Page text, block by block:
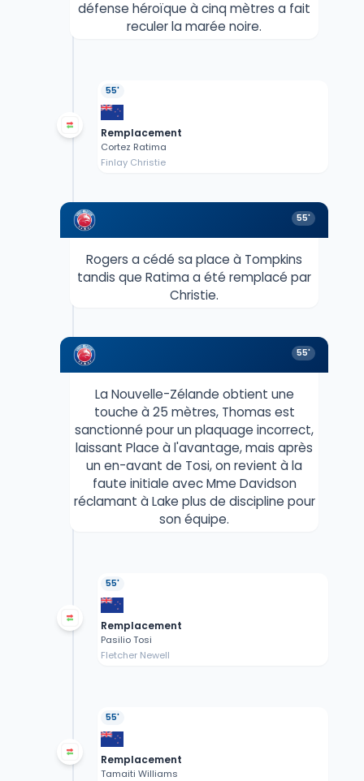
défense héroïque à cinq mètres a fait
reculer la marée noire.
55'
Remplacement
Cortez Ratima
Finlay Christie
55'
Rogers a cédé sa place à Tompkins
tandis que Ratima a été remplacé par
Christie.
55'
La Nouvelle-Zélande obtient une
touche à 25 mètres, Thomas est
sanctionné pour un plaquage incorrect,
laissant Place à l'avantage, mais après
un en-avant de Tosi, on revient à la
faute initiale avec Mme Davidson
réclamant à Lake plus de discipline pour
son équipe.
55'
Remplacement
Pasilio Tosi
Fletcher Newell
55'
Remplacement
Tamaiti Williams